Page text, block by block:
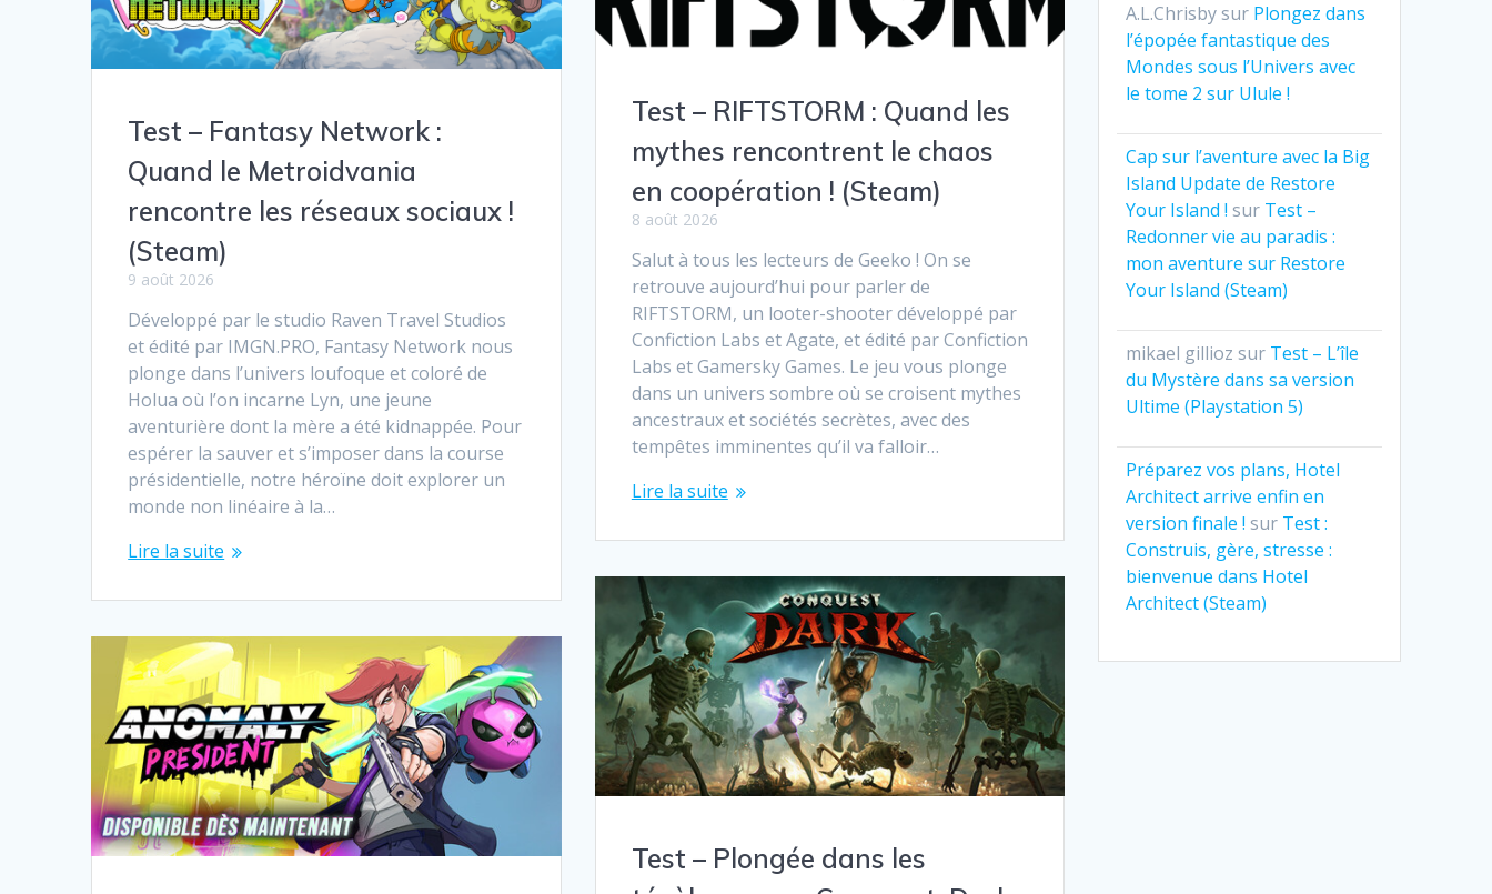
Test – Fantasy Network :
Quand le Metroidvania
rencontre les réseaux sociaux !
(Steam)
9 août 2026
Développé par le studio Raven Travel Studios
et édité par IMGN.PRO, Fantasy Network nous
plonge dans l’univers loufoque et coloré de
Holua où l’on incarne Lyn, une jeune
aventurière dont la mère a été kidnappée. Pour
espérer la sauver et s’imposer dans la course
présidentielle, notre héroïne doit explorer un
monde non linéaire à la…
Lire la suite
Test – RIFTSTORM : Quand les
mythes rencontrent le chaos
en coopération ! (Steam)
8 août 2026
Salut à tous les lecteurs de Geeko ! On se
retrouve aujourd’hui pour parler de
RIFTSTORM, un looter-shooter développé par
Confiction Labs et Agate, et édité par Confiction
Labs et Gamersky Games. Le jeu vous plonge
dans un univers sombre où se croisent mythes
ancestraux et sociétés secrètes, avec des
tempêtes imminentes qu’il va falloir…
Lire la suite
Test – Plongée dans les
A.L.Chrisbysur Plongez dans
l’épopée fantastique des
Mondes sous l’Univers avec
le tome 2 sur Ulule !
Cap sur l’aventure avec la Big
Island Update de Restore
Your Island ! sur Test –
Redonner vie au paradis :
mon aventure sur Restore
Your Island (Steam)
mikael gillioz sur Test – L’île
du Mystère dans sa version
Ultime (Playstation 5)
Préparez vos plans, Hotel
Architect arrive enfin en
version finale ! sur Test :
Construis, gère, stresse :
bienvenue dans Hotel
Architect (Steam)